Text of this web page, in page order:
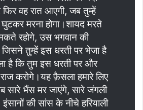
वह रात आएगी, जब तुम्हें
मरना होगा।शायद मरते
रहोगे, उस भगवान की
तुम्हें इस धरती पर भेजा है
है कि तुम इस धरती पर और
करोगे।यह फ़ैसला हमारे लिए
सारे भैंस मर जाएंगे, सारे जंगली
की सांस के नीचे हरियाली